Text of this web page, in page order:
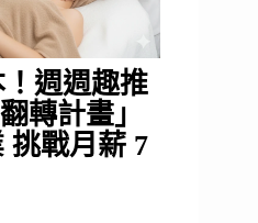
週週趣推
轉計畫」
挑戰月薪 7